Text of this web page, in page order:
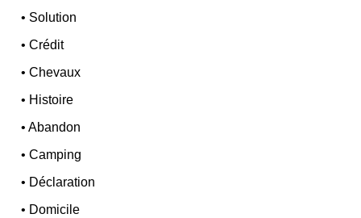
• Solution
•Crédit
•Chevaux
• Histoire
•Abandon
•Camping
• Déclaration
• Domicile